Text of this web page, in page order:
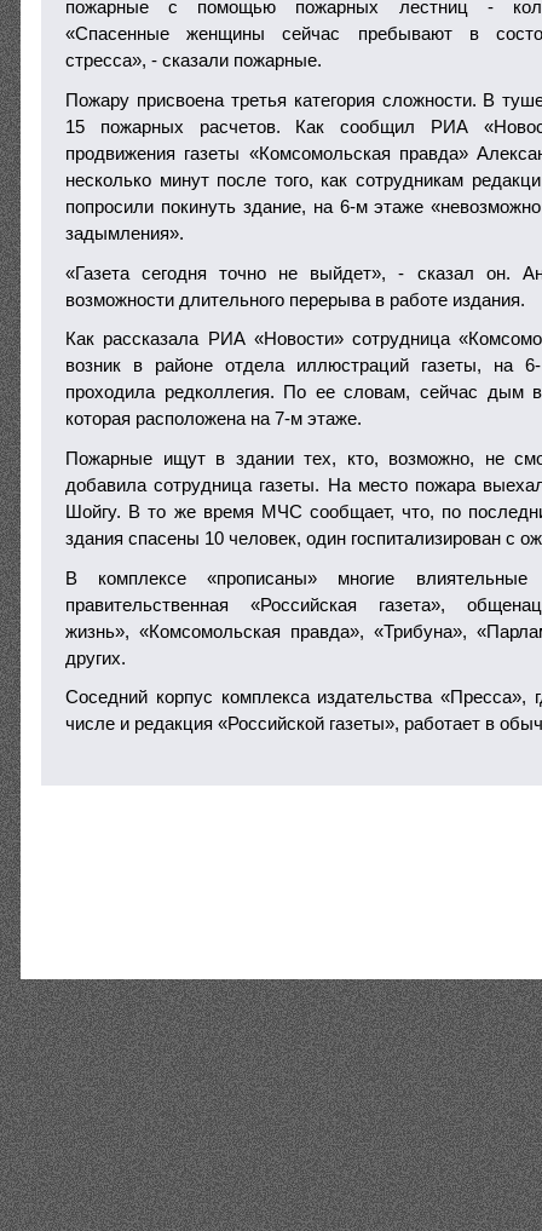
пожарные с помощью пожарных лестниц -
«Спасенные женщины сейчас пребывают в
стресса», - сказали пожарные.
Пожару присвоена третья категория сложности. В
15 пожарных расчетов. Как сообщил РИА
продвижения газеты «Комсомольская правда»
несколько минут после того, как сотрудникам
попросили покинуть здание, на 6-м этаже
задымления».
«Газета сегодня точно не выйдет», - сказал он.
возможности длительного перерыва в работе издания.
Как рассказала РИА «Новости» сотрудница
возник в районе отдела иллюстраций газеты, на
проходила редколлегия. По ее словам, сейчас дым
которая расположена на 7-м этаже.
Пожарные ищут в здании тех, кто, возможно, не
добавила сотрудница газеты. На место пожара
Шойгу. В то же время МЧС сообщает, что, по
здания спасены 10 человек, один госпитализирован с
В комплексе «прописаны» многие
правительственная «Российская газета»,
жизнь», «Комсомольская правда», «Трибуна»,
других.
Соседний корпус комплекса издательства «Пресса»,
числе и редакция «Российской газеты», работает в